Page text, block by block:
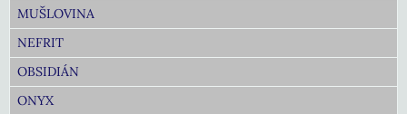
MUŠLOVINA
NEFRIT
OBSIDIÁN
ONYX